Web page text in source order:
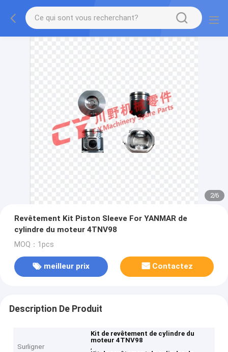
2/6
Revêtement Kit Piston Sleeve For YANMAR de
cylindre du moteur 4TNV98
MOQ：1pcs
meilleur prix Contactez
Description De Produit
Surligner
Kit de revêtement de cylindre du
moteur 4TNV98
,